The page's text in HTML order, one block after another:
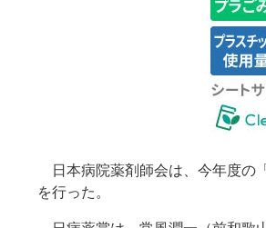
日本病院薬剤師会は、今年度の
を行った。